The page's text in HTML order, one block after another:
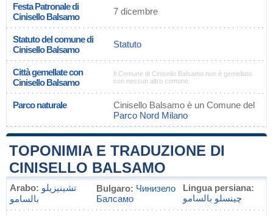
Festa Patronale di
Cinisello Balsamo
7 dicembre
Statuto del comune di
Cinisello Balsamo
Statuto
Città gemellate con
Cinisello Balsamo
Il Comune di Cinisello Balsamo non è gemellato
con nessun altro comune.
Parco naturale
Cinisello Balsamo è un Comune del
Parco Nord Milano
TOPONIMIA E TRADUZIONE DI
CINISELLO BALSAMO
Arabo: تشينيزيلو
بالسامو
Bulgaro: Чинизело
Балсамо
Lingua persiana:
چینسلو بالسامو